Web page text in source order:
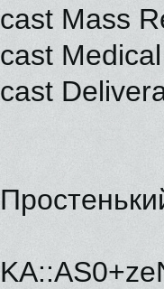
cast Mass
cast
cast